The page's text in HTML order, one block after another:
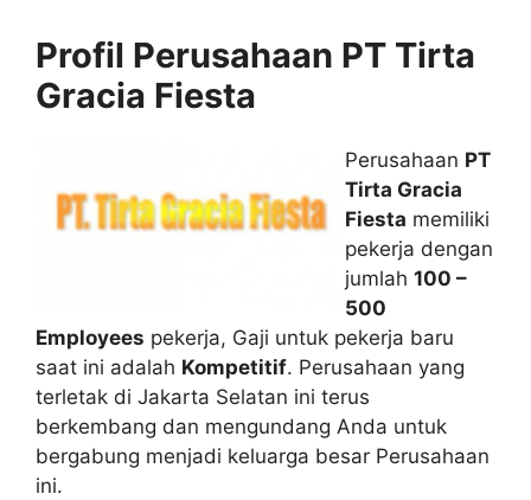
Profil Perusahaan PT Tirta
Gracia Fiesta
Perusahaan PT
Tirta Gracia
Fiesta memiliki
pekerja dengan
jumlah 100 –
500
Employees pekerja, Gaji untuk pekerja baru
saat ini adalah Kompetitif. Perusahaan yang
terletak di Jakarta Selatan ini terus
berkembang dan mengundang Anda untuk
bergabung menjadi keluarga besar Perusahaan
ini.